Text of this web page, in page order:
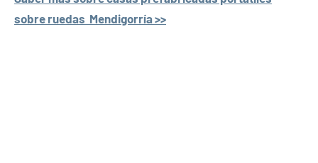
sobre ruedas Mendigorría >>